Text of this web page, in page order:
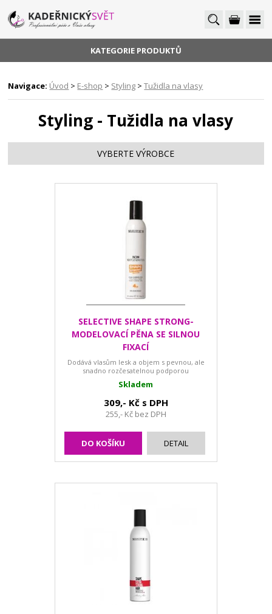
KATEGORIE PRODUKTŮ
Navigace: Úvod > E-shop > Styling >Tužidla na vlasy
Styling - Tužidla na vlasy
VYBERTE VÝROBCE
SELECTIVE SHAPE STRONG-
MODELOVACÍ PĚNA SE SILNOU
FIXACÍ
Dodává vlasům lesk a objem s pevnou, ale
snadno rozčesatelnou podporou
Skladem
309,- Kč s DPH
255,- Kč bez DPH
DO KOŠÍKU DETAIL